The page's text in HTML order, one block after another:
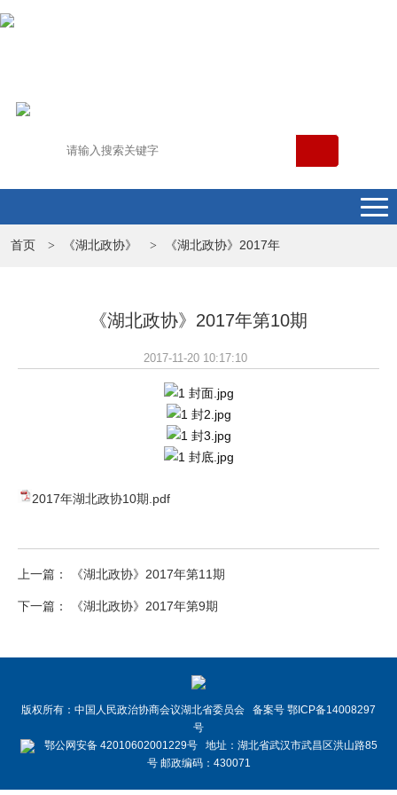
首页 > 《湖北政协》 > 《湖北政协》2017年
《湖北政协》2017年第10期
2017-11-20 10:17:10
2017年湖北政协10期.pdf
上一篇： 《湖北政协》2017年第11期
下一篇： 《湖北政协》2017年第9期
版权所有：中国人民政治协商会议湖北省委员会 备案号 鄂ICP备14008297
号
鄂公网安备 42010602001229号 地址：湖北省武汉市武昌区洪山路85
号 邮政编码：430071